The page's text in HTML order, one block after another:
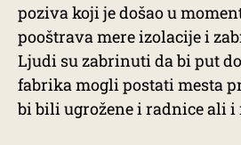
poziva koji je došao u
pooštrava mere izolacije i
Ljudi su zabrinuti da bi put
fabrika mogli postati mesta
bi bili ugrožene i radnice ali i